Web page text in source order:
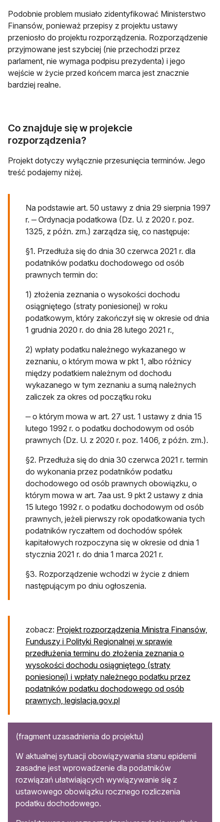
Podobnie problem musiało zidentyfikować Ministerstwo
Finansów, ponieważ przepisy z projektu ustawy
przeniosło do projektu rozporządzenia. Rozporządzenie
przyjmowane jest szybciej (nie przechodzi przez
parlament, nie wymaga podpisu prezydenta) i jego
wejście w życie przed końcem marca jest znacznie
bardziej realne.
Co znajduje się w projekcie
rozporządzenia?
Projekt dotyczy wyłącznie przesunięcia terminów. Jego
treść podajemy niżej.
Na podstawie art. 50 ustawy z dnia 29 sierpnia 1997
r. ‒ Ordynacja podatkowa (Dz. U. z 2020 r. poz.
1325, z późn. zm.) zarządza się, co następuje:
§1. Przedłuża się do dnia 30 czerwca 2021 r. dla
podatników podatku dochodowego od osób
prawnych termin do:
1) złożenia zeznania o wysokości dochodu
osiągniętego (straty poniesionej) w roku
podatkowym, który zakończył się w okresie od dnia
1 grudnia 2020 r. do dnia 28 lutego 2021 r.,
2) wpłaty podatku należnego wykazanego w
zeznaniu, o którym mowa w pkt 1, albo różnicy
między podatkiem należnym od dochodu
wykazanego w tym zeznaniu a sumą należnych
zaliczek za okres od początku roku
‒ o którym mowa w art. 27 ust. 1 ustawy z dnia 15
lutego 1992 r. o podatku dochodowym od osób
prawnych (Dz. U. z 2020 r. poz. 1406, z późn. zm.).
§2. Przedłuża się do dnia 30 czerwca 2021 r. termin
do wykonania przez podatników podatku
dochodowego od osób prawnych obowiązku, o
którym mowa w art. 7aa ust. 9 pkt 2 ustawy z dnia
15 lutego 1992 r. o podatku dochodowym od osób
prawnych, jeżeli pierwszy rok opodatkowania tych
podatników ryczałtem od dochodów spółek
kapitałowych rozpoczyna się w okresie od dnia 1
stycznia 2021 r. do dnia 1 marca 2021 r.
§3. Rozporządzenie wchodzi w życie z dniem
następującym po dniu ogłoszenia.
zobacz: Projekt rozporządzenia Ministra Finansów,
Funduszy i Polityki Regionalnej w sprawie
przedłużenia terminu do złożenia zeznania o
wysokości dochodu osiągniętego (straty
poniesionej) i wpłaty należnego podatku przez
podatników podatku dochodowego od osób
prawnych, legislacja.gov.plotwiera się w nowej karcie
(fragment uzasadnienia do projektu)
W aktualnej sytuacji obowiązywania stanu epidemii
zasadne jest wprowadzenie dla podatników
rozwiązań ułatwiających wywiązywanie się z
ustawowego obowiązku rocznego rozliczenia
podatku dochodowego.